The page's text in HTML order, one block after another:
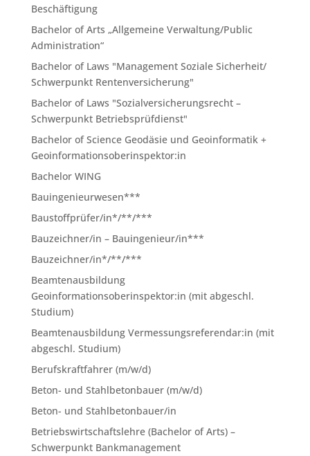
Beschäftigung
Bachelor of Arts „Allgemeine Verwaltung/Public
Administration“
Bachelor of Laws "Management Soziale Sicherheit/
Schwerpunkt Rentenversicherung"
Bachelor of Laws "Sozialversicherungsrecht –
Schwerpunkt Betriebsprüfdienst"
Bachelor of Science Geodäsie und Geoinformatik +
Geoinformationsoberinspektor:in
Bachelor WING
Bauingenieurwesen***
Baustoffprüfer/in*/**/***
Bauzeichner/in – Bauingenieur/in***
Bauzeichner/in*/**/***
Beamtenausbildung
Geoinformationsoberinspektor:in (mit abgeschl.
Studium)
Beamtenausbildung Vermessungsreferendar:in (mit
abgeschl. Studium)
Berufskraftfahrer (m/w/d)
Beton- und Stahlbetonbauer (m/w/d)
Beton- und Stahlbetonbauer/in
Betriebswirtschaftslehre (Bachelor of Arts) –
Schwerpunkt Bankmanagement